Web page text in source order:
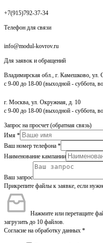
+7(915)792-37-34
Телефон для связи
info@modul-kovrov.ru
Для заявок и обращений
Владимирская обл., г. Камешково, ул.
с 9-00 до 18-00 (выходной - суббота,
г. Москва, ул. Окружная, д. 10
с 9-00 до 18-00 (выходной - суббота,
Запрос на просчет (обратная связь)
Имя *
Ваш номер телефона *
Наименование кампании
Ваш запрос
Прикрепите файлы к заявке, если
Нажмите или перетащите
загрузить до 10 файлов.
Согласие на обработку данных *